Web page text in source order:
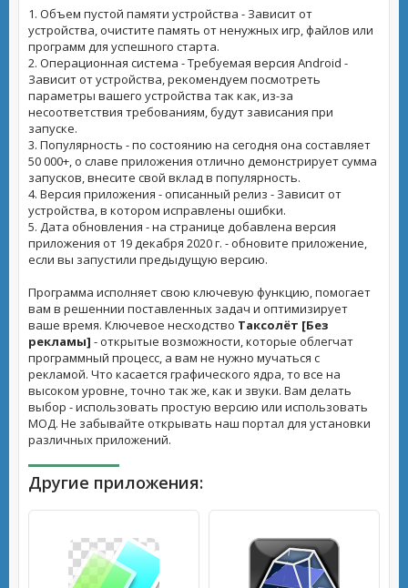
1. Объем пустой памяти устройства - Зависит от
устройства, очистите память от ненужных игр, файлов или
программ для успешного старта.
2. Операционная система - Требуемая версия Android -
Зависит от устройства, рекомендуем посмотреть
параметры вашего устройства так как, из-за
несоответствия требованиям, будут зависания при
запуске.
3. Популярность - по состоянию на сегодня она составляет
50 000+, о славе приложения отлично демонстрирует сумма
запусков, внесите свой вклад в популярность.
4. Версия приложения - описанный релиз - Зависит от
устройства, в котором исправлены ошибки.
5. Дата обновления - на странице добавлена версия
приложения от 19 декабря 2020 г. - обновите приложение,
если вы запустили предыдущую версию.
Программа исполняет свою ключевую функцию, помогает
вам в решеннии поставленных задач и оптимизирует
ваше время. Ключевое несходство Таксолёт [Без
рекламы] - открытые возможности, которые облегчат
программный процесс, а вам не нужно мучаться с
рекламой. Что касается графического ядра, то все на
высоком уровне, точно так же, как и звуки. Вам делать
выбор - использовать простую версию или использовать
МОД. Не забывайте открывать наш портал для установки
различных приложений.
Другие приложения: